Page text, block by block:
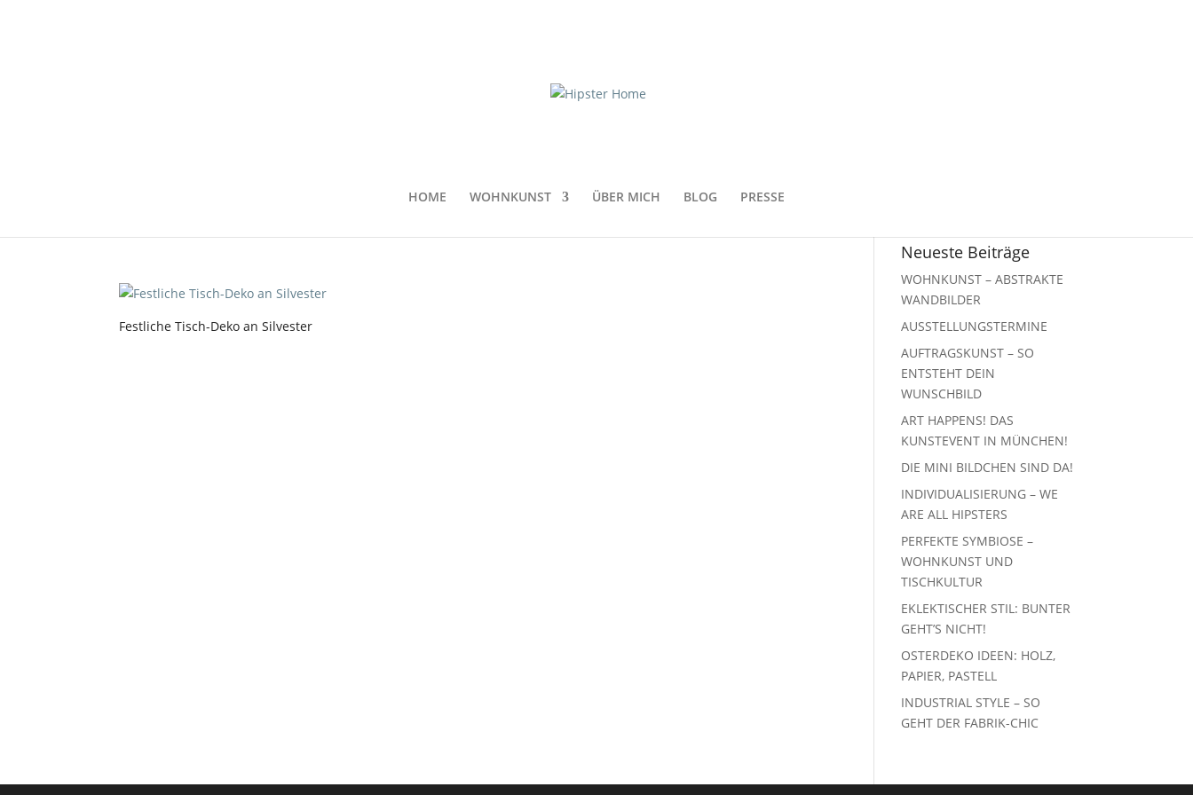
HOME WOHNKUNST ÜBER MICH BLOG PRESSE
artikelbild_tisch-deko-rosenthal-dekoria
Festliche Tisch-Deko an Silvester
Neueste Beiträge
WOHNKUNST – ABSTRAKTE
WANDBILDER
AUSSTELLUNGSTERMINE
AUFTRAGSKUNST – SO
ENTSTEHT DEIN
WUNSCHBILD
ART HAPPENS! DAS
KUNSTEVENT IN MÜNCHEN!
DIE MINI BILDCHEN SIND DA!
INDIVIDUALISIERUNG – WE
ARE ALL HIPSTERS
PERFEKTE SYMBIOSE –
WOHNKUNST UND
TISCHKULTUR
EKLEKTISCHER STIL: BUNTER
GEHT’S NICHT!
OSTERDEKO IDEEN: HOLZ,
PAPIER, PASTELL
INDUSTRIAL STYLE – SO
GEHT DER FABRIK-CHIC